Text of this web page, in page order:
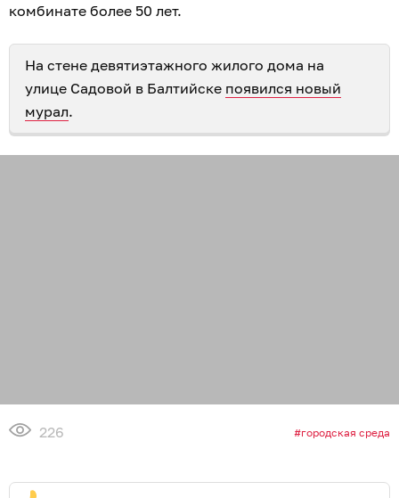
комбинате более 50 лет.
На стене девятиэтажного жилого дома на
улице Садовой в Балтийске появился новый
мурал.
226 городская среда